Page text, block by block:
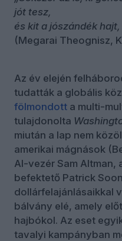
jót tesz,
és kit a jószándék
(Megarai Theognisz,
Az év elején
tudatták a globális
fölmondott a multi-
tulajdonolta
miután a lap nem
amerikai mágnások
AI-vezér Sam
befektető Patrick
dollárfelajánlásaikkal
bálvány elé, amely
hajbókol. Az eset
tavalyi kampányban